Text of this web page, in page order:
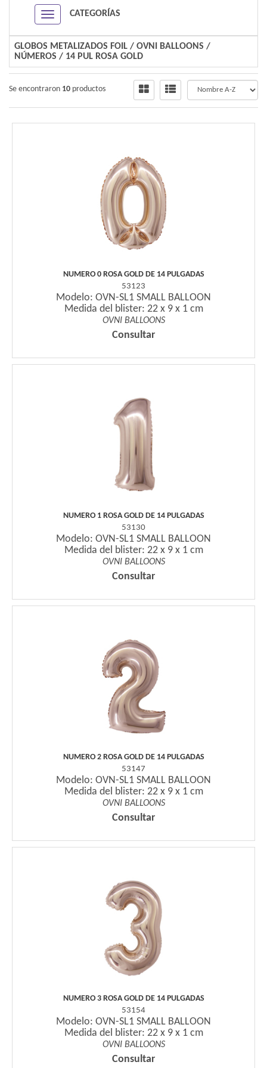
Navigation ein-/ausblenden
CATEGORÍAS
GLOBOS METALIZADOS FOIL /OVNI BALLOONS /
NÚMEROS / 14 PUL ROSA GOLD
Se encontraron 10 productos
NUMERO 0 ROSA GOLD DE 14 PULGADAS
53123
Modelo: OVN-SL1 SMALL BALLOON
Medida del blister: 22 x 9 x 1 cm
OVNI BALLOONS
Consultar
NUMERO 1 ROSA GOLD DE 14 PULGADAS
53130
Modelo: OVN-SL1 SMALL BALLOON
Medida del blister: 22 x 9 x 1 cm
OVNI BALLOONS
Consultar
NUMERO 2 ROSA GOLD DE 14 PULGADAS
53147
Modelo: OVN-SL1 SMALL BALLOON
Medida del blister: 22 x 9 x 1 cm
OVNI BALLOONS
Consultar
NUMERO 3 ROSA GOLD DE 14 PULGADAS
53154
Modelo: OVN-SL1 SMALL BALLOON
Medida del blister: 22 x 9 x 1 cm
OVNI BALLOONS
Consultar